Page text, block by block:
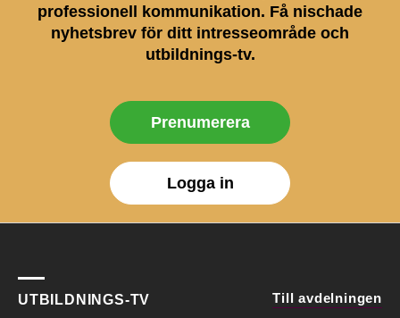
professionell kommunikation. Få nischade
nyhetsbrev för ditt intresseområde och
utbildnings-tv.
Prenumerera
Logga in
UTBILDNINGS-TV Till avdelningen